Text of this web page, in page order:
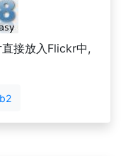
接放入Flickr中,